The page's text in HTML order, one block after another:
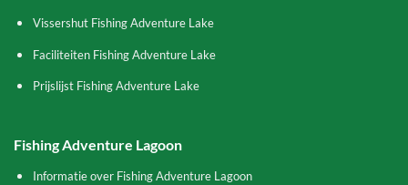
Vissershut Fishing Adventure Lake
Faciliteiten Fishing Adventure Lake
Prijslijst Fishing Adventure Lake
Fishing Adventure Lagoon
Informatie over Fishing Adventure Lagoon